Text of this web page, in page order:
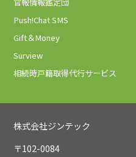
Push!Chat SMS
Gift＆Money
Surview
相続時戸籍取得代行サービス
株式会社ジンテック
〒102-0084